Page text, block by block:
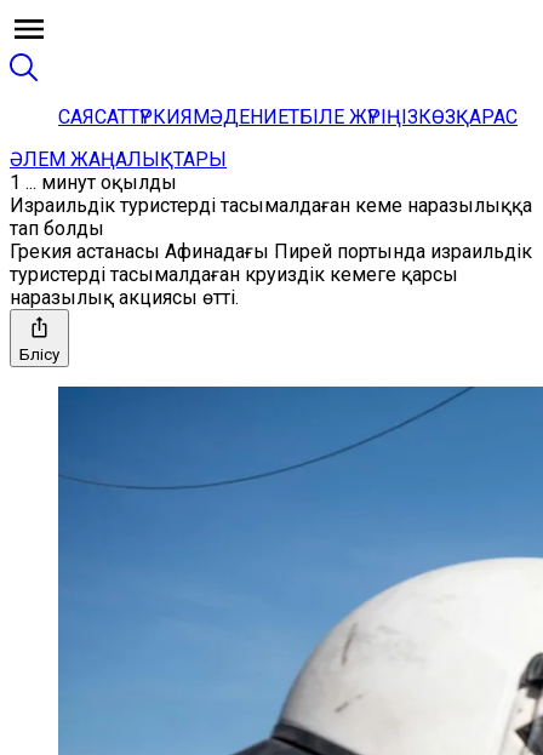
САЯСАТТҮРКИЯМӘДЕНИЕТБІЛЕ ЖҮРІҢІЗКӨЗҚАРАС
ӘЛЕМ ЖАҢАЛЫҚТАРЫ
1 ... минут оқылды
Израильдік туристерді тасымалдаған кеме наразылыққа
тап болды
Грекия астанасы Афинадағы Пирей портында израильдік
туристерді тасымалдаған круиздік кемеге қарсы
наразылық акциясы өтті.
Бөлісу